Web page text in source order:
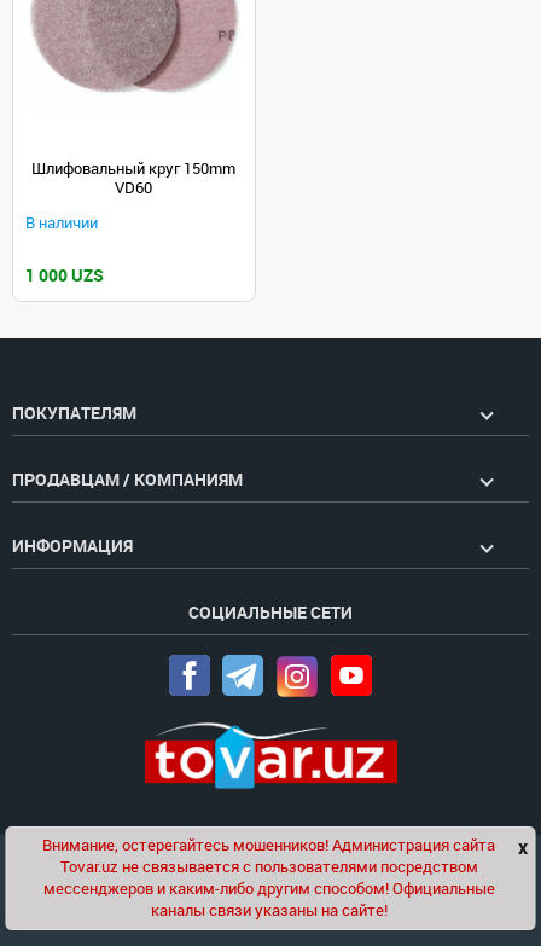
Шлифовальный круг 150mm
VD60
В наличии
1 000 UZS
ПОКУПАТЕЛЯМ
ПРОДАВЦАМ / КОМПАНИЯМ
ИНФОРМАЦИЯ
СОЦИАЛЬНЫЕ СЕТИ
Проект компанииGolden Pages
© 2020-2026 tovar.uz | Все права защищены
Чат x
Внимание, остерегайтесь мошенников! Администрация сайта
Tovar.uz не связывается с пользователями посредством
мессенджеров и каким-либо другим способом! Официальные
каналы связи указаны на сайте!